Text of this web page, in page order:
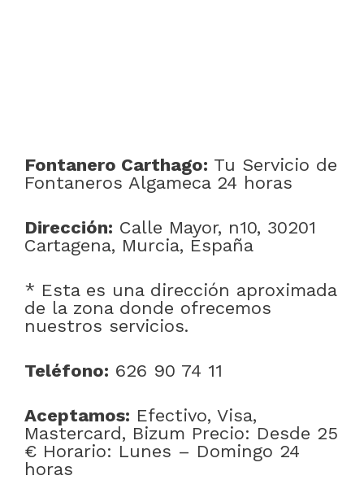
Fontanero Carthago: Tu Servicio de
Fontaneros Algameca 24 horas
Dirección: Calle Mayor, n10, 30201
Cartagena, Murcia, España
* Esta es una dirección aproximada
de la zona donde ofrecemos
nuestros servicios.
Teléfono: 626 90 74 11
Aceptamos: Efectivo, Visa,
Mastercard, Bizum Precio: Desde 25
€ Horario: Lunes – Domingo 24
horas